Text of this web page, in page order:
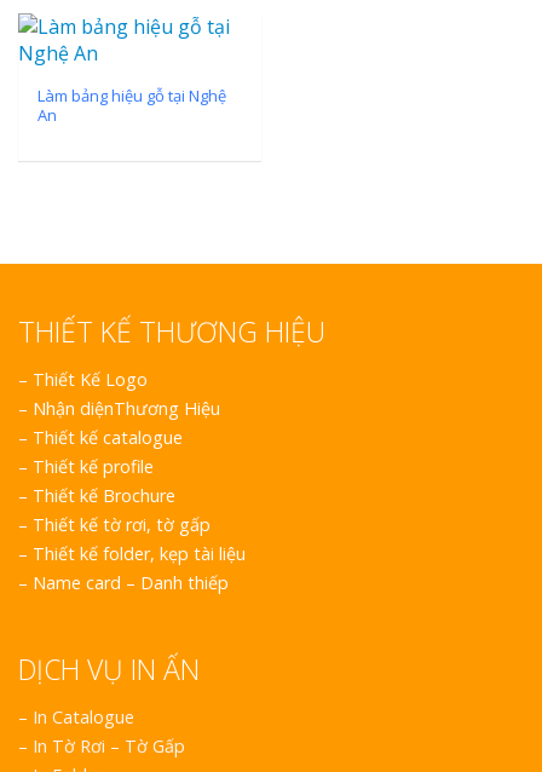
Làm bảng hiệu gỗ tại Nghệ
An
THIẾT KẾ THƯƠNG HIỆU
– Thiết Kế Logo
– Nhận diệnThương Hiệu
– Thiết kế catalogue
– Thiết kế profile
– Thiết kế Brochure
– Thiết kế tờ rơi, tờ gấp
– Thiết kế folder, kẹp tài liệu
– Name card – Danh thiếp
DỊCH VỤ IN ẤN
– In Catalogue
– In Tờ Rơi – Tờ Gấp